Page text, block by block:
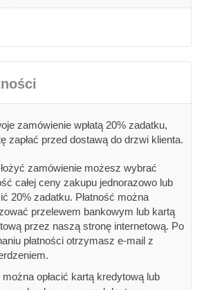
zamówienie wpłatą 20% zadatku,
zapłać przed dostawą do drzwi klienta.
zamówienie możesz wybrać
całej ceny zakupu jednorazowo lub
20% zadatku. Płatność można
przelewem bankowym lub kartą
przez naszą stronę internetową. Po
płatności otrzymasz e-mail z
można opłacić kartą kredytową lub